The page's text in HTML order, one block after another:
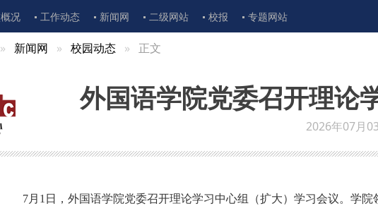
况 工作动态 新闻网 二级网站 校报 专题网站
新闻网 校园动态 正文
外国语学院党委召开理论
2026年07月
7月1日，外国语学院党委召开理论学习中心组（扩大）学习会议。学